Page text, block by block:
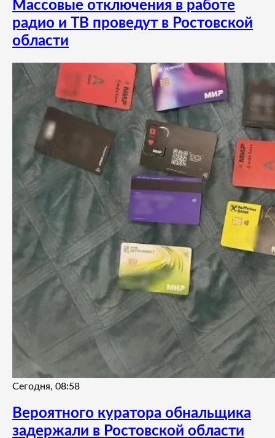
Массовые отключения в работе
радио и ТВ проведут в Ростовской
области
Сегодня, 08:58
Вероятного куратора обнальщика
задержали в Ростовской области